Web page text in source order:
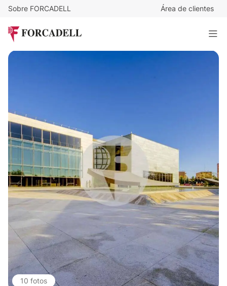
Sobre FORCADELL Área de clientes
Oficina diáfana en alquiler en Arturo Soria, Madrid.
2.762 m²
10 fotos